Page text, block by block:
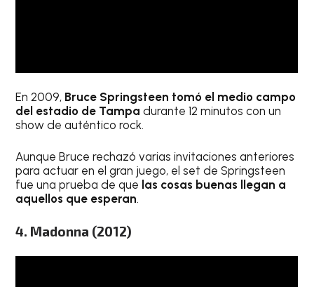
En 2009, Bruce Springsteen tomó el medio campo
del estadio de Tampa durante 12 minutos con un
show de auténtico rock.
Aunque Bruce rechazó varias invitaciones anteriores
para actuar en el gran juego, el set de Springsteen
fue una prueba de que las cosas buenas llegan a
aquellos que esperan.
4. Madonna (2012)